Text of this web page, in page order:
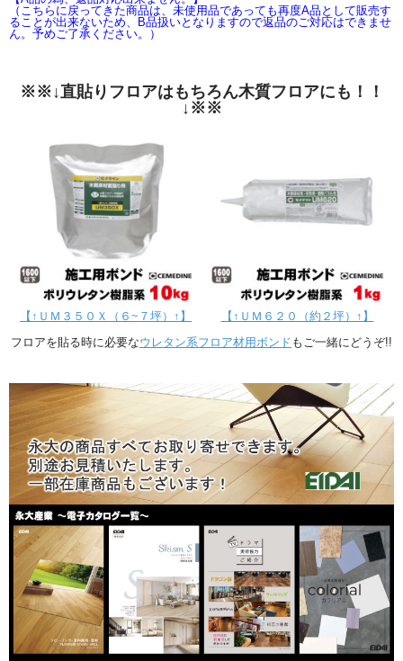
（こちらに戻ってきた商品は、未使用品であっても再度A品として販売す
ることが出来ないため、B品扱いとなりますので返品のご対応はできませ
ん。予めご了承ください。）
※※↓直貼りフロアはもちろん木質フロアにも！！
↓※※
【↑ＵＭ３５０Ｘ（６~７坪）↑】
【↑ＵＭ６２０（約２坪）↑】
フロアを貼る時に必要なウレタン系フロア材用ボンド もご一緒にどうぞ!!